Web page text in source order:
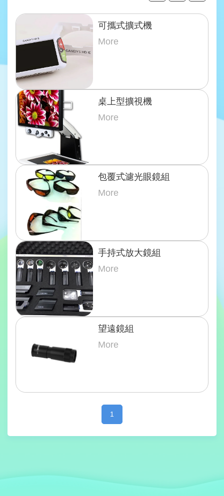
可攜式擴式機
More
桌上型擴視機
More
包覆式濾光眼鏡組
More
手持式放大鏡組
More
望遠鏡組
More
1